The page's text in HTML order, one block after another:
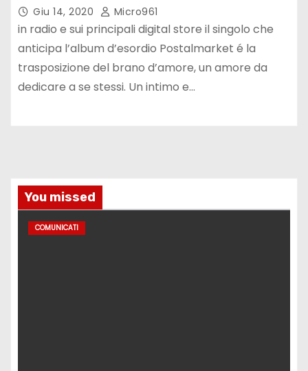
Giu 14, 2020 Micro961
in radio e sui principali digital store il singolo che
anticipa l’album d’esordio Postalmarket é la
trasposizione del brano d’amore, un amore da
dedicare a se stessi. Un intimo e…
You missed
COMUNICATI